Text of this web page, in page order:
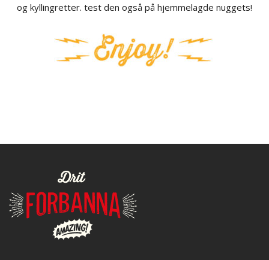
og kyllingretter. test den også på hjemmelagde nuggets!